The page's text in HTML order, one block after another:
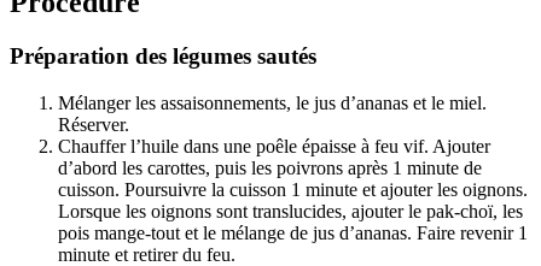
Préparation des légumes sautés
Mélanger les assaisonnements, le jus d’ananas et le miel.
Réserver.
Chauffer l’huile dans une poêle épaisse à feu vif. Ajouter
d’abord les carottes, puis les poivrons après 1 minute de
cuisson. Poursuivre la cuisson 1 minute et ajouter les oignons.
Lorsque les oignons sont translucides, ajouter le pak-choï, les
pois mange-tout et le mélange de jus d’ananas. Faire revenir 1
minute et retirer du feu.